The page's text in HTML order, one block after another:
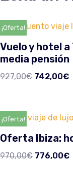
¡Oferta!
Vuelo y hotel
media pensión
927,00€ 742,00€
¡Oferta!
Oferta Ibiza:
970,00€ 776,00€